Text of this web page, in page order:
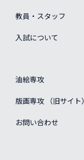
教員・スタッフ
入試について
油絵専攻
版画専攻 （旧サイト）
お問い合わせ